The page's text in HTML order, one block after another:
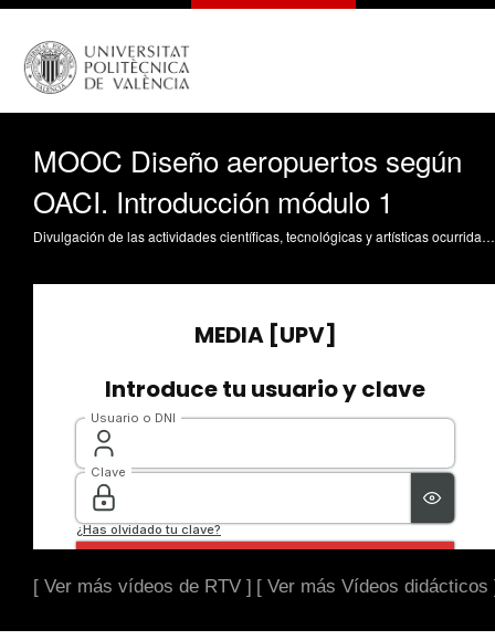
MOOC Diseño aeropuertos según
OACI. Introducción módulo 1
Divulgación de las actividades científicas, tecnológicas y artísticas ocurridas en los tres campus de la UPV
[ Ver más vídeos de RTV ] [ Ver más Vídeos didácticos